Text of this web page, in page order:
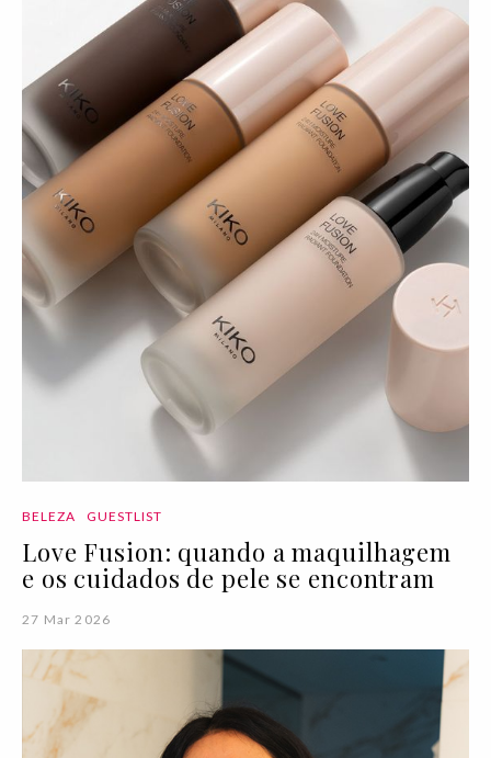
BELEZA GUESTLIST
Love Fusion: quando a maquilhagem
e os cuidados de pele se encontram
27 Mar 2026